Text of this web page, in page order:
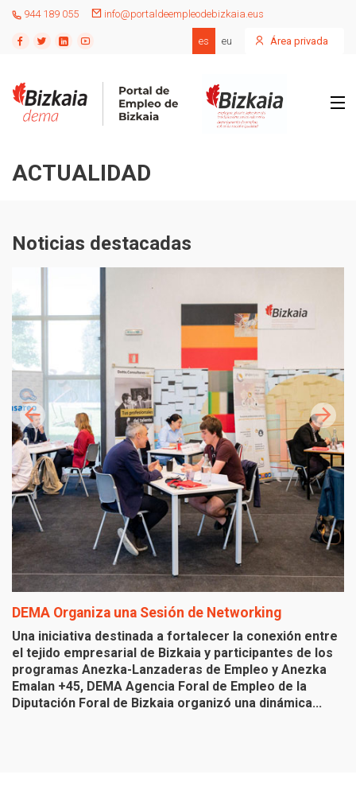
944 189 055 info@portaldeempleodebizkaia.eus
es eu Área privada
ACTUALIDAD
Noticias destacadas
DEMA Organiza una Sesión de Networking
Una iniciativa destinada a fortalecer la conexión entre
el tejido empresarial de Bizkaia y participantes de los
programas Anezka-Lanzaderas de Empleo y Anezka
Emalan +45, DEMA Agencia Foral de Empleo de la
Diputación Foral de Bizkaia organizó una dinámica...